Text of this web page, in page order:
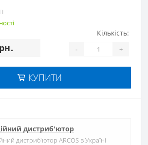
Кількість:
- +
КУПИТИ
дистриб'ютор
дистриб'ютор ARCOS в Україні